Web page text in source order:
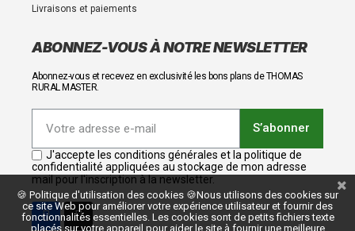
Livraisons et paiements
ABONNEZ-VOUS À NOTRE NEWSLETTER
Abonnez-vous et recevez en exclusivité les bons plans de THOMAS
RURAL MASTER.
S’abonner
J'accepte les conditions générales et la politique de
confidentialité appliquées au stockage de mon adresse
mail pour l'inscription à la newsletter.
🍪 Politique d'utilisation des cookies 🍪Nous utilisons des cookies sur
ce site Web pour améliorer votre expérience utilisateur et fournir des
fonctionnalités essentielles. Les cookies sont de petits fichiers texte
placés sur votre appareil pour aider le site à fournir une meilleure